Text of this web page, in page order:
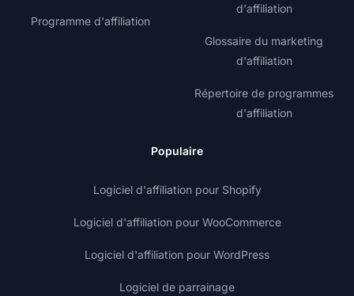
Programme d'affiliation
d'affiliation
Glossaire du marketing
d'affiliation
Répertoire de programmes
d'affiliation
Populaire
Logiciel d'affiliation pour Shopify
Logiciel d'affiliation pour WooCommerce
Logiciel d'affiliation pour WordPress
Logiciel de parrainage